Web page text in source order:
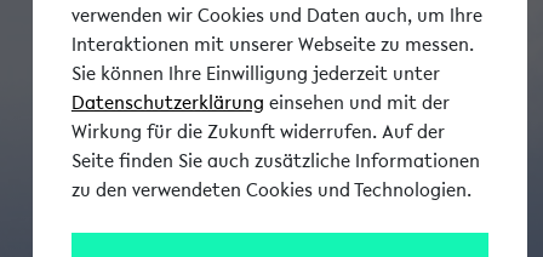
verwenden wir Cookies und Daten auch, um Ihre
Interaktionen mit unserer Webseite zu messen.
Sie können Ihre Einwilligung jederzeit unter
Datenschutzerklärung einsehen und mit der
Wirkung für die Zukunft widerrufen. Auf der
Seite finden Sie auch zusätzliche Informationen
zu den verwendeten Cookies und Technologien.